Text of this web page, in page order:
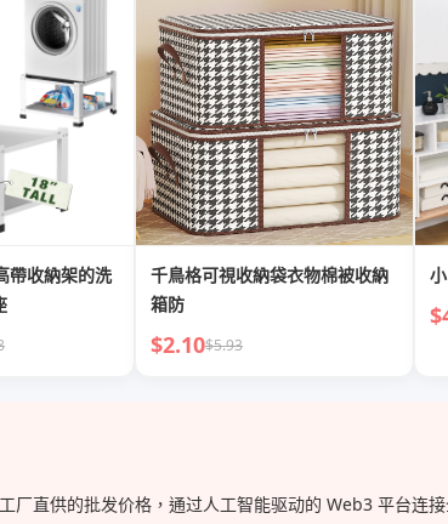
帶收納架的洗
千鳥格可視收納袋衣物棉被收納
箱防
$2.10$5.93
厂直供的批发价格，通过人工智能驱动的 Web3 平台